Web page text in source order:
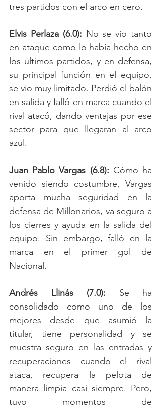
tres partidos con el arco en cero.
Elvis Perlaza (6.0): No se vio tanto
en ataque como lo había hecho en
los últimos partidos, y en defensa,
su principal función en el equipo,
se vio muy limitado. Perdió el balón
en salida y falló en marca cuando el
rival atacó, dando ventajas por ese
sector para que llegaran al arco
azul.
Juan Pablo Vargas (6.8): Cómo ha
venido siendo costumbre, Vargas
aporta mucha seguridad en la
defensa de Millonarios, va seguro a
los cierres y ayuda en la salida del
equipo. Sin embargo, falló en la
marca en el primer gol de
Nacional.
Andrés Llinás (7.0): Se ha
consolidado como uno de los
mejores desde que asumió la
titular, tiene personalidad y se
muestra seguro en las entradas y
recuperaciones cuando el rival
ataca, recupera la pelota de
manera limpia casi siempre. Pero,
tuvo momentos de